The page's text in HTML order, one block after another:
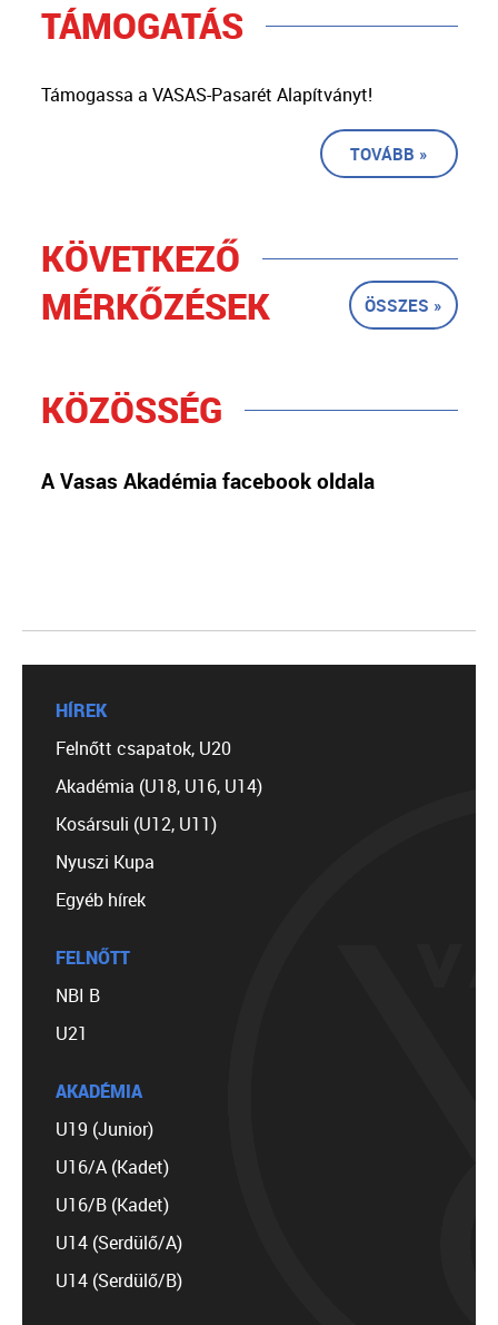
TÁMOGATÁS
Támogassa a VASAS-Pasarét Alapítványt!
TOVÁBB »
KÖVETKEZŐ
MÉRKŐZÉSEK
ÖSSZES »
KÖZÖSSÉG
A Vasas Akadémia facebook oldala
HÍREK
Felnőtt csapatok, U20
Akadémia (U18, U16, U14)
Kosársuli (U12, U11)
Nyuszi Kupa
Egyéb hírek
FELNŐTT
NBI B
U21
AKADÉMIA
U19 (Junior)
U16/A (Kadet)
U16/B (Kadet)
U14 (Serdülő/A)
U14 (Serdülő/B)